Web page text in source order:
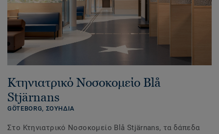
Κτηνιατρικό Νοσοκομείο Blå
Stjärnans
GÖTEBORG, ΣΟΥΗΔΙΑ
Στο Κτηνιατρικό Νοσοκομείο Blå Stjärnans, τα δάπεδα